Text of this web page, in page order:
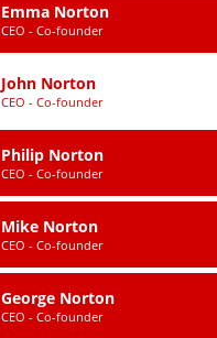
Emma Norton
CEO - Co-founder
John Norton
CEO - Co-founder
Philip Norton
CEO - Co-founder
Mike Norton
CEO - Co-founder
George Norton
CEO - Co-founder